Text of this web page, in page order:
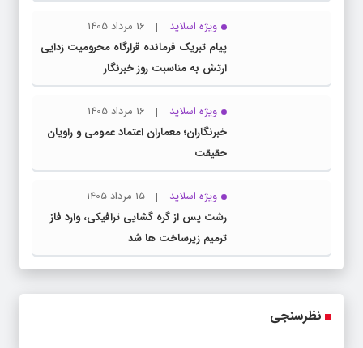
ویژه اسلاید
16 مرداد 1405
پیام تبریک فرمانده قرارگاه محرومیت‌ زدایی
ارتش به مناسبت روز خبرنگار
ویژه اسلاید
16 مرداد 1405
خبرنگاران؛ معماران اعتماد عمومی و راویان
حقیقت
ویژه اسلاید
15 مرداد 1405
رشت پس از گره گشایی ترافیکی، وارد فاز
ترمیم زیرساخت ها شد
نظرسنجی